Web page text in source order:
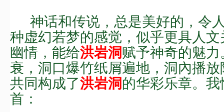
神话和传说，总是美好的，令
种虚幻若梦的感觉，似乎更具人
幽情， 能给洪岩洞赋予神奇的魅力
衰， 洞口爆竹纸屑遍地， 洞內播
共同构成了洪岩洞的华彩乐章。 我
首：